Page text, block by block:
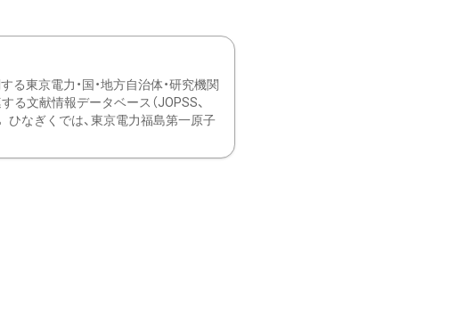
東京電力・国・地方自治体・研究機関
る文献情報データベース（JOPSS、
ひなぎくでは、東京電力福島第一原子